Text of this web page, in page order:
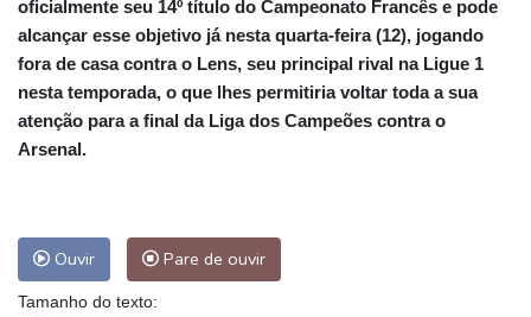
oficialmente seu 14º título do Campeonato Francês e pode
alcançar esse objetivo já nesta quarta-feira (12), jogando
fora de casa contra o Lens, seu principal rival na Ligue 1
nesta temporada, o que lhes permitiria voltar toda a sua
atenção para a final da Liga dos Campeões contra o
Arsenal.
Ouvir Pare de ouvir
Tamanho do texto: